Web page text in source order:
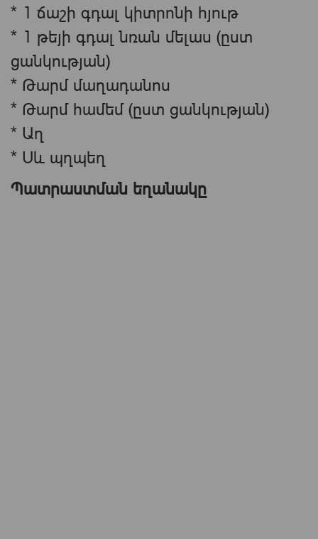
* 1 ճաշի գդալ կիտրոնի հյութ
* 1 թեյի գդալ նռան մելաս (ըստ
ցանկության)
* Թարմ մաղադանոս
* Թարմ համեմ (ըստ ցանկության)
* Աղ
* Սև պղպեղ
Պատրաստման եղանակը